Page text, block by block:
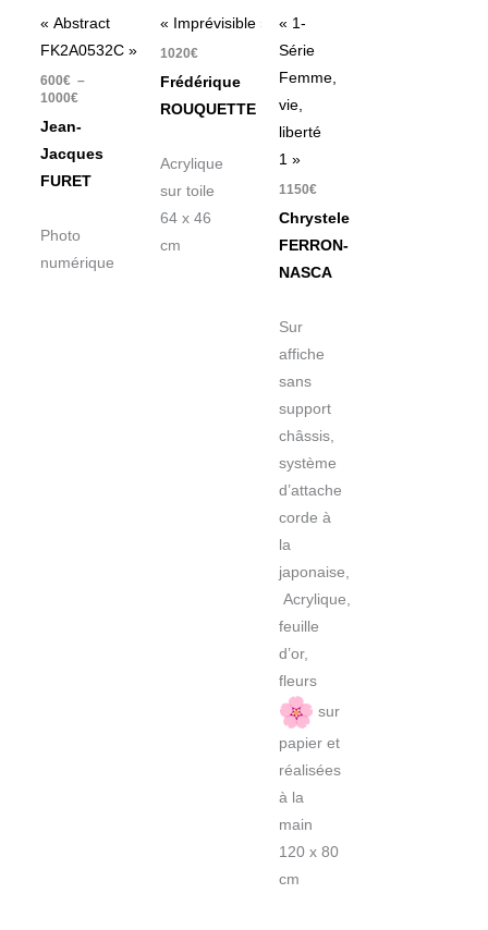
« Abstract
FK2A0532C »
600€ –
1000€
Jean-
Jacques
FURET
Photo
numérique
« Imprévisible »
1020€
Frédérique
ROUQUETTE
Acrylique
sur toile
64 x 46
cm
« 1-
Série
Femme,
vie,
liberté
1 »
1150€
Chrystele
FERRON-
NASCA
Sur
affiche
sans
support
châssis,
système
d’attache
corde à
la
japonaise,
Acrylique,
feuille
d’or,
fleurs
sur
papier et
réalisées
à la
main
120 x 80
cm